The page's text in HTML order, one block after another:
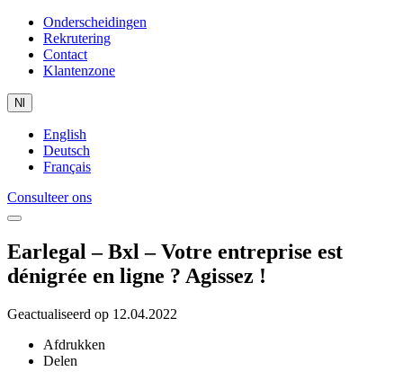
Onderscheidingen
Rekrutering
Contact
Klantenzone
Nl
English
Deutsch
Français
Consulteer ons
Earlegal – Bxl – Votre entreprise est
dénigrée en ligne ? Agissez !
Geactualiseerd op 12.04.2022
Afdrukken
Delen